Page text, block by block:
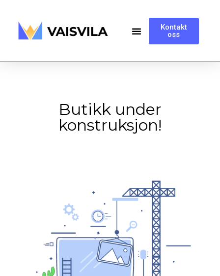
Kontakt
oss
Butikk under
konstruksjon!